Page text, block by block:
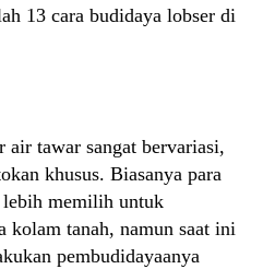
13 cara budidaya lobser di
tawar sangat bervariasi,
khusus. Biasanya para
lebih memilih untuk
kolam tanah, namun saat ini
pembudidayaanya